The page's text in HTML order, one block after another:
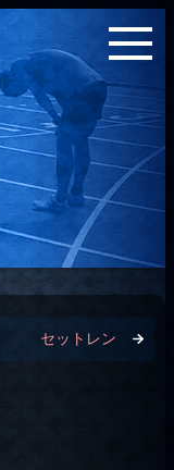
セットレン